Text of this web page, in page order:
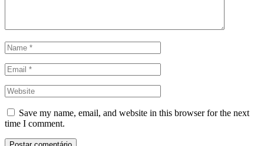
Save my name, email, and website in this browser for the next
time I comment.